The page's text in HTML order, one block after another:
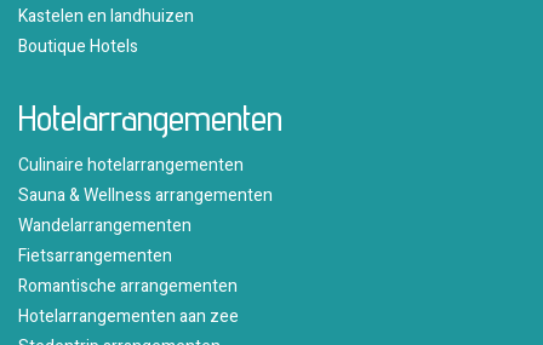
Kastelen en landhuizen
Boutique Hotels
Hotelarrangementen
Culinaire hotelarrangementen
Sauna & Wellness arrangementen
Wandelarrangementen
Fietsarrangementen
Romantische arrangementen
Hotelarrangementen aan zee